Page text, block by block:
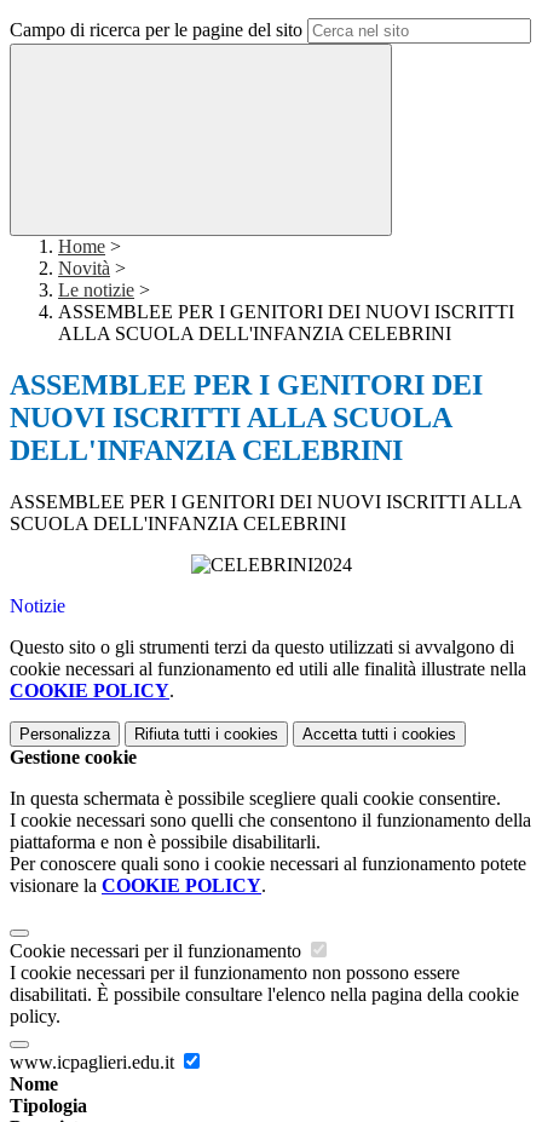
Campo di ricerca per le pagine del sito
Home >
Novità >
Le notizie >
ASSEMBLEE PER I GENITORI DEI NUOVI ISCRITTI
ALLA SCUOLA DELL'INFANZIA CELEBRINI
ASSEMBLEE PER I GENITORI DEI
NUOVI ISCRITTI ALLA SCUOLA
DELL'INFANZIA CELEBRINI
ASSEMBLEE PER I GENITORI DEI NUOVI ISCRITTI ALLA
SCUOLA DELL'INFANZIA CELEBRINI
Notizie
Questo sito o gli strumenti terzi da questo utilizzati si avvalgono di
cookie necessari al funzionamento ed utili alle finalità illustrate nella
COOKIE POLICY.
Personalizza Rifiuta tutti i cookies Accetta tutti i cookies
Gestione cookie
In questa schermata è possibile scegliere quali cookie consentire.
I cookie necessari sono quelli che consentono il funzionamento della
piattaforma e non è possibile disabilitarli.
Per conoscere quali sono i cookie necessari al funzionamento potete
visionare la COOKIE POLICY.
Cookie necessari per il funzionamento
I cookie necessari per il funzionamento non possono essere
disabilitati. È possibile consultare l'elenco nella pagina della cookie
policy.
www.icpaglieri.edu.it
Nome
Tipologia